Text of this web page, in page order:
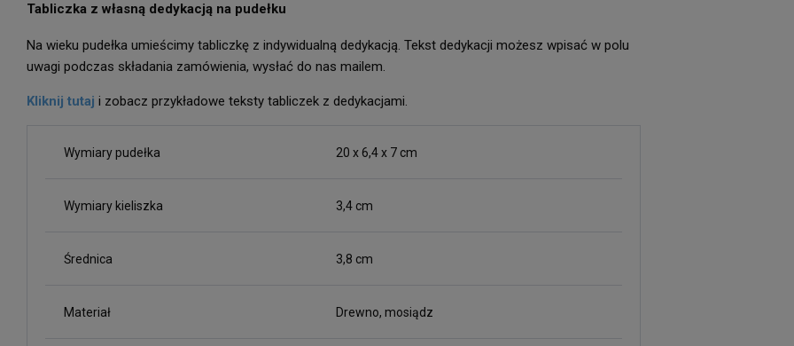
Tabliczka z własną dedykacją na pudełku
Na wieku pudełka umieścimy tabliczkę z indywidualną dedykacją. Tekst dedykacji możesz wpisać w polu
uwagi podczas składania zamówienia, wysłać do nas mailem.
Kliknij tutaj i zobacz przykładowe teksty tabliczek z dedykacjami.
Wymiary pudełka 20 x 6,4 x 7 cm
Wymiary kieliszka 3,4 cm
Średnica 3,8 cm
Materiał Drewno, mosiądz